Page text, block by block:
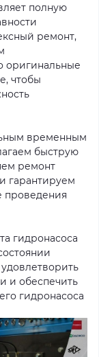
полную
ремонт,
оригинальные
чтобы
временным
быструю
ремонт
гарантируем
проведения
гидронасоса
и обеспечить
гидронасоса